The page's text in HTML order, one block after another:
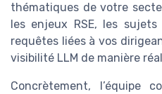
thématiques de votre
les enjeux RSE, les
requêtes liées à vos
visibilité LLM de manière
Concrètement, l’équipe